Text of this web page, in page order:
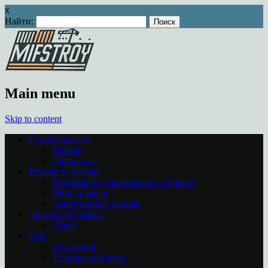
x
Найти:
Main menu
Skip to content
Строительство
Крыша
Двор и сад
Ремонт и отделка
Материалы для ремонта и отделки
Окна и двери
Сантехника и ванная
Дизайн интерьера
Декор
Уют
Отопление
Техника для дома